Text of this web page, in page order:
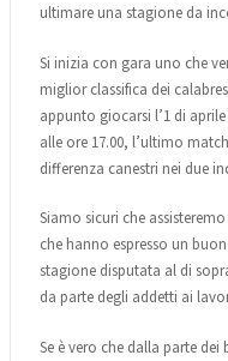
ultimare una stagione da
Si inizia con gara uno che
miglior classifica dei
appunto giocarsi l’1 di
alle ore 17.00, l’ultimo
differenza canestri nei due
Siamo sicuri che
che hanno espresso un
stagione disputata al di
da parte degli addetti ai
Se è vero che dalla parte